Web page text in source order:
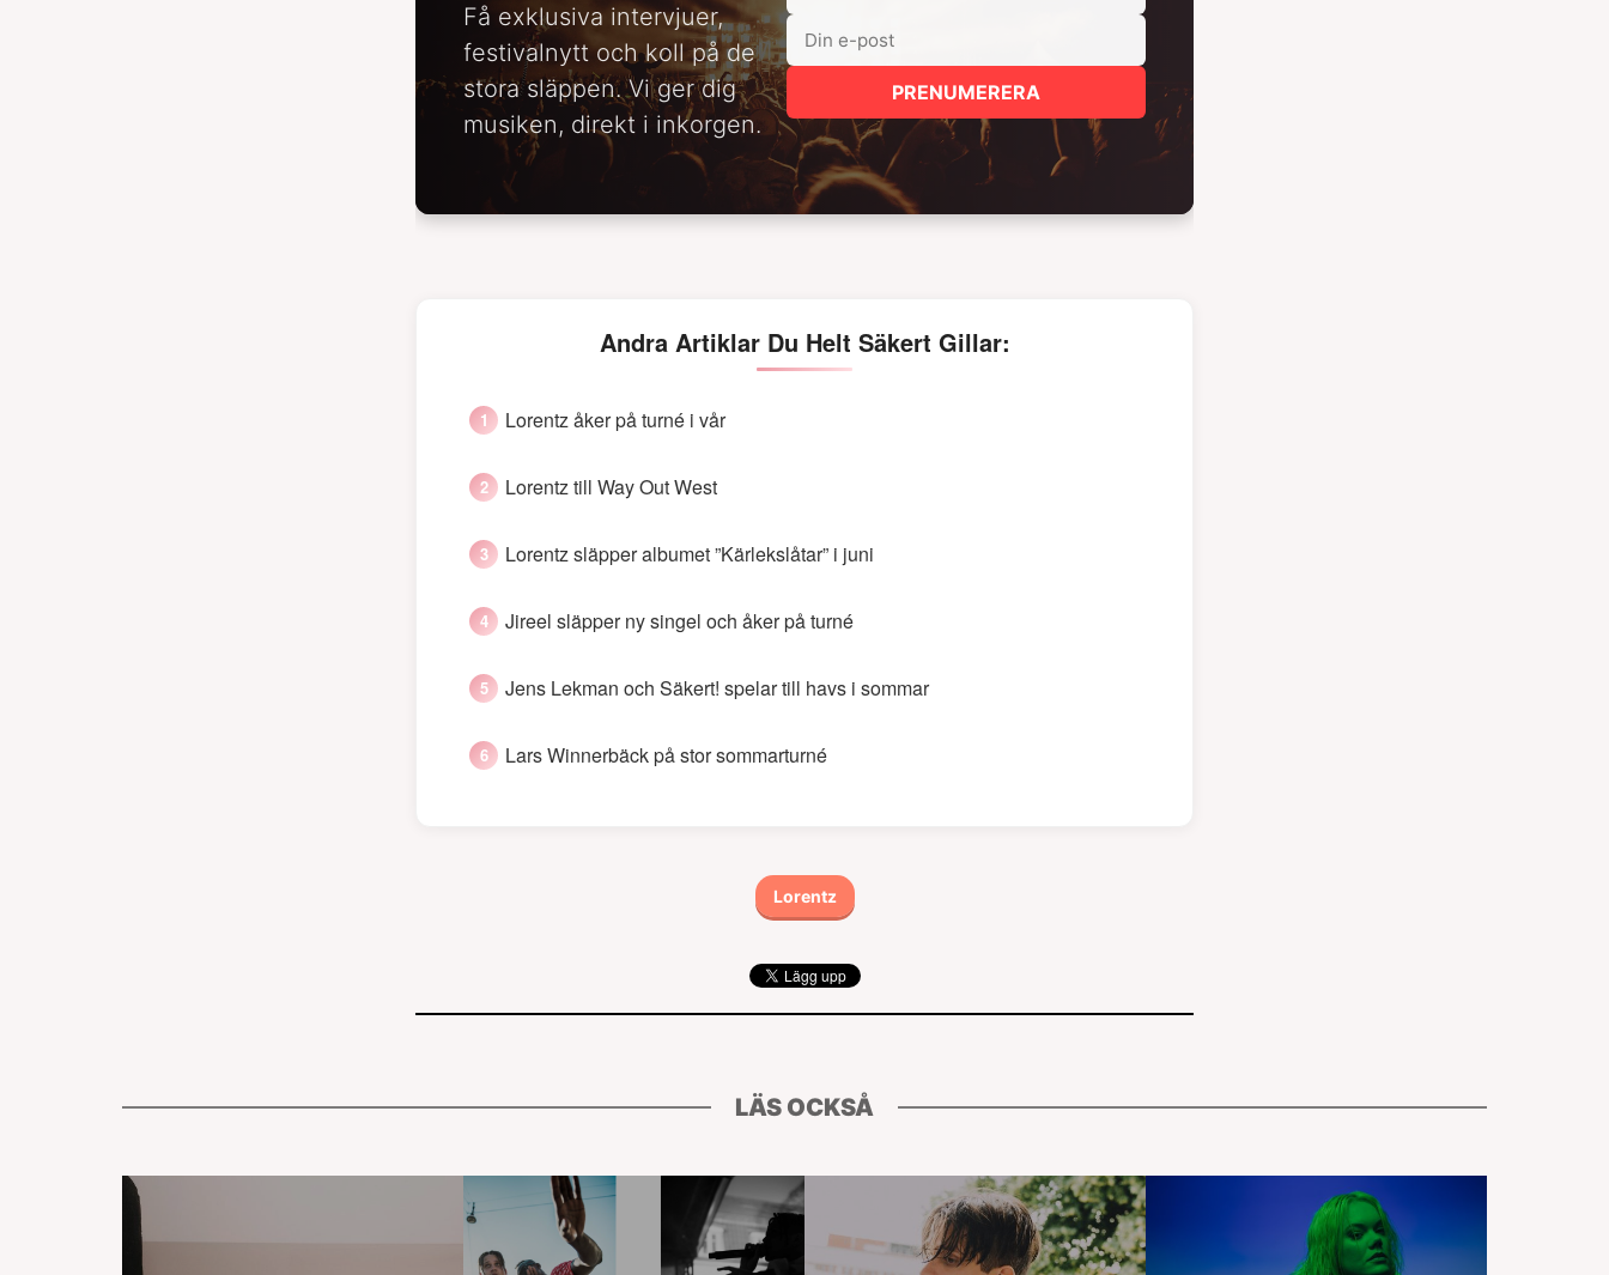
Få exklusiva intervjuer,
festivalnytt och koll på de
stora släppen. Vi ger dig
musiken, direkt i inkorgen.
PRENUMERERA
Andra Artiklar Du Helt Säkert Gillar:
Lorentz åker på turné i vår
Lorentz till Way Out West
Lorentz släpper albumet ”Kärlekslåtar” i juni
Jireel släpper ny singel och åker på turné
Jens Lekman och Säkert! spelar till havs i sommar
Lars Winnerbäck på stor sommarturné
Lorentz
LÄS OCKSÅ